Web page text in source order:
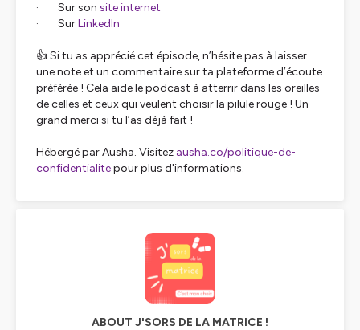
· Sur son site internet
· SurLinkedIn
👍 Si tu as apprécié cet épisode, n’hésite pas à laisser
une note et un commentaire sur ta plateforme d’écoute
préférée ! Cela aide le podcast à atterrir dans les oreilles
de celles et ceux qui veulent choisir la pilule rouge ! Un
grand merci si tu l’as déjà fait !
Hébergé par Ausha. Visitez ausha.co/politique-de-
confidentialitepour plus d'informations.
ABOUT J'SORS DE LA MATRICE !